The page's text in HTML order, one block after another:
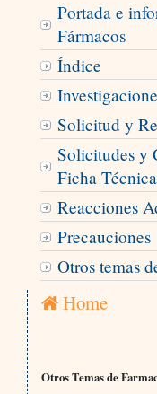
Portada e
Fármacos
Índice
Solicitud y
Solicitudes y
Ficha Técnica
Reacciones
Precauciones
Otros temas
Home
Otros Temas de